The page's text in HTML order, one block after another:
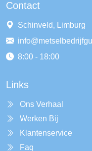
Contact
Schinveld, Limburg
8:00 - 18:00
Links
Ons Verhaal
Werken Bij
Klantenservice
Faq